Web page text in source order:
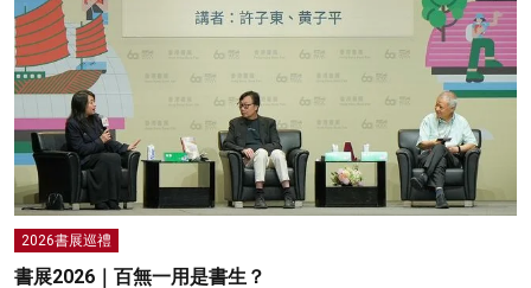
2026書展巡禮
書展2026｜百無一用是書生？